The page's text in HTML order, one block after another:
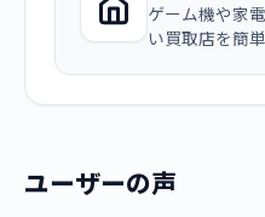
ゲーム機や家
い買取店を簡
ユーザーの声